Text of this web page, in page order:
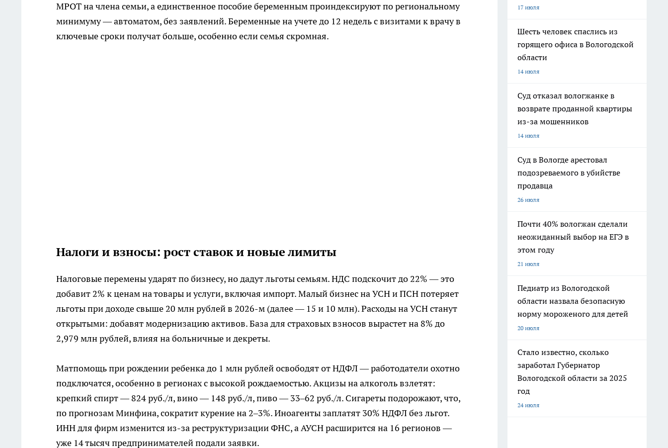
МРОТ на члена семьи, а единственное пособие беременным проиндексируют по региональному
минимуму — автоматом, без заявлений. Беременные на учете до 12 недель с визитами к врачу в
ключевые сроки получат больше, особенно если семья скромная.
Налоги и взносы: рост ставок и новые лимиты
Налоговые перемены ударят по бизнесу, но дадут льготы семьям. НДС подскочит до 22% — это
добавит 2% к ценам на товары и услуги, включая импорт. Малый бизнес на УСН и ПСН потеряет
льготы при доходе свыше 20 млн рублей в 2026-м (далее — 15 и 10 млн). Расходы на УСН станут
открытыми: добавят модернизацию активов. База для страховых взносов вырастет на 8% до
2,979 млн рублей, влияя на больничные и декреты.
Матпомощь при рождении ребенка до 1 млн рублей освободят от НДФЛ — работодатели охотно
подключатся, особенно в регионах с высокой рождаемостью. Акцизы на алкоголь взлетят:
крепкий спирт — 824 руб./л, вино — 148 руб./л, пиво — 33–62 руб./л. Сигареты подорожают, что,
по прогнозам Минфина, сократит курение на 2–3%. Иноагенты заплатят 30% НДФЛ без льгот.
ИНН для фирм изменится из-за реструктуризации ФНС, а АУСН расширится на 16 регионов —
уже 14 тысяч предпринимателей подали заявки.
17 июля
Шесть человек спаслись из
горящего офиса в Вологодской
области
14 июля
Суд отказал вологжанке в
возврате проданной квартиры
из-за мошенников
14 июля
Суд в Вологде арестовал
подозреваемого в убийстве
продавца
26 июля
Почти 40% вологжан сделали
неожиданный выбор на ЕГЭ в
этом году
21 июля
Педиатр из Вологодской
области назвала безопасную
норму мороженого для детей
20 июля
Стало известно, сколько
заработал Губернатор
Вологодской области за 2025
год
24 июля